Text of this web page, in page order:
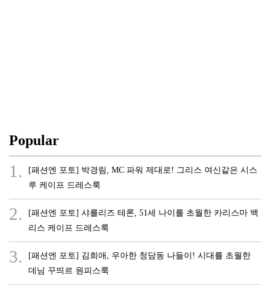
Popular
1.
[패션엔 포토] 박경림, MC 파워 제대로! 그리스 여신같은 시스
루 케이프 드레스룩
2.
[패션엔 포토] 샤를리즈 테론, 51세 나이를 초월한 카리스마 백
리스 케이프 드레스룩
3.
[패션엔 포토] 김희애, 우아한 청담동 나들이! 시대를 초월한
데님 꾸띄르 원피스룩